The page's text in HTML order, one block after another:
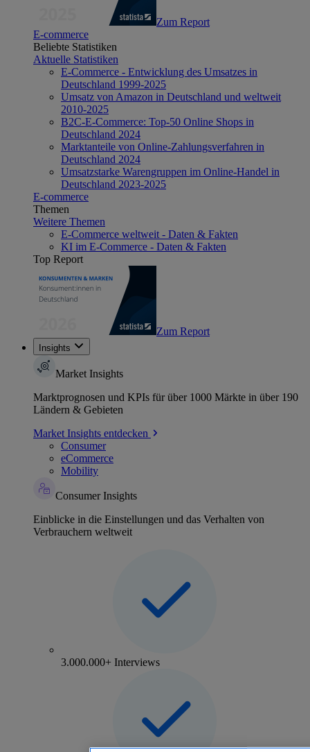
Zum Report
E-commerce
Beliebte Statistiken
Aktuelle Statistiken
E-Commerce - Entwicklung des Umsatzes in
Deutschland 1999-2025
Umsatz von Amazon in Deutschland und weltweit
2010-2025
B2C-E-Commerce: Top-50 Online Shops in
Deutschland 2024
Marktanteile von Online-Zahlungsverfahren in
Deutschland 2024
Umsatzstarke Warengruppen im Online-Handel in
Deutschland 2023-2025
E-commerce
Themen
Weitere Themen
E-Commerce weltweit - Daten & Fakten
KI im E-Commerce - Daten & Fakten
Top Report
Zum Report
Insights
Market Insights
Marktprognosen und KPIs für über 1000 Märkte in über 190
Ländern & Gebieten
Market Insights entdecken
Consumer
eCommerce
Mobility
Consumer Insights
Einblicke in die Einstellungen und das Verhalten von
Verbrauchern weltweit
3.000.000+ Interviews